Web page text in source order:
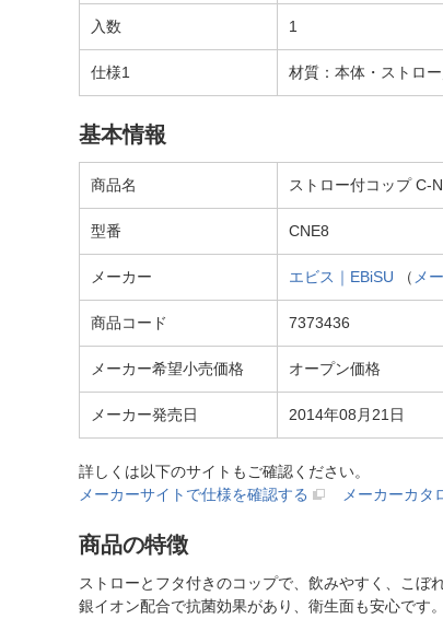
入数 1
仕様1 材質：本体・ストロ
基本情報
商品名 ストロー付コップ C-
型番 CNE8
メーカー エビス｜EBiSU （ メ
商品コード 7373436
メーカー希望小売価格 オープン価格
メーカー発売日 2014年08月21日
詳しくは以下のサイトもご確認ください。
メーカーサイトで仕様を確認する
メーカーカタ
商品の特徴
ストローとフタ付きのコップで、飲みやすく、こぼ
銀イオン配合で抗菌効果があり、衛生面も安心です。